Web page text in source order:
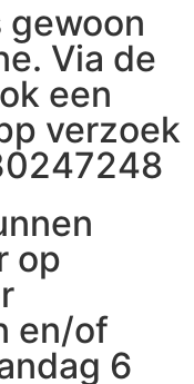
gewoon
Via de
een
verzoek
op
en/of
6